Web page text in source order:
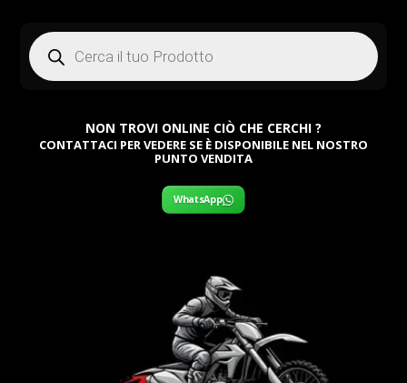
Products
search
NON TROVI ONLINE CIÒ CHE CERCHI ?
CONTATTACI PER VEDERE SE È DISPONIBILE NEL NOSTRO
PUNTO VENDITA
WhatsApp